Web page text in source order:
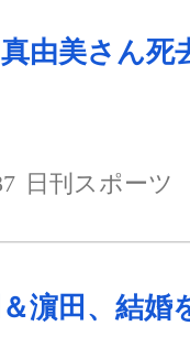
由美さん死
日刊スポーツ
濵田、結婚